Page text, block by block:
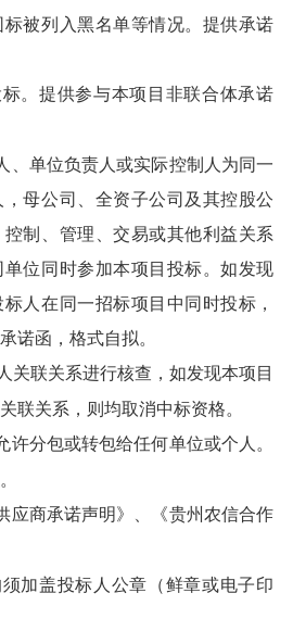
被列入黑名单等情况。提供承诺
。提供参与本项目非联合体承诺
、单位负责人或实际控制人为同一
母公司、全资子公司及其控股公
制、管理、交易或其他利益关系
位同时参加本项目投标。如发现
人在同一招标项目中同时投标，
诺函，格式自拟。
关联关系进行核查，如发现本项目
联关系，则均取消中标资格。
许分包或转包给任何单位或个人。
应商承诺声明》、《贵州农信合作
加盖投标人公章（鲜章或电子印